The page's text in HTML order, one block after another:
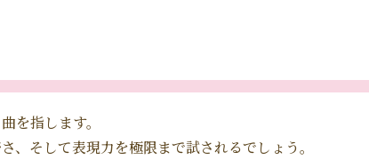
を指します。
、そして表現力を極限まで試されるでしょう。